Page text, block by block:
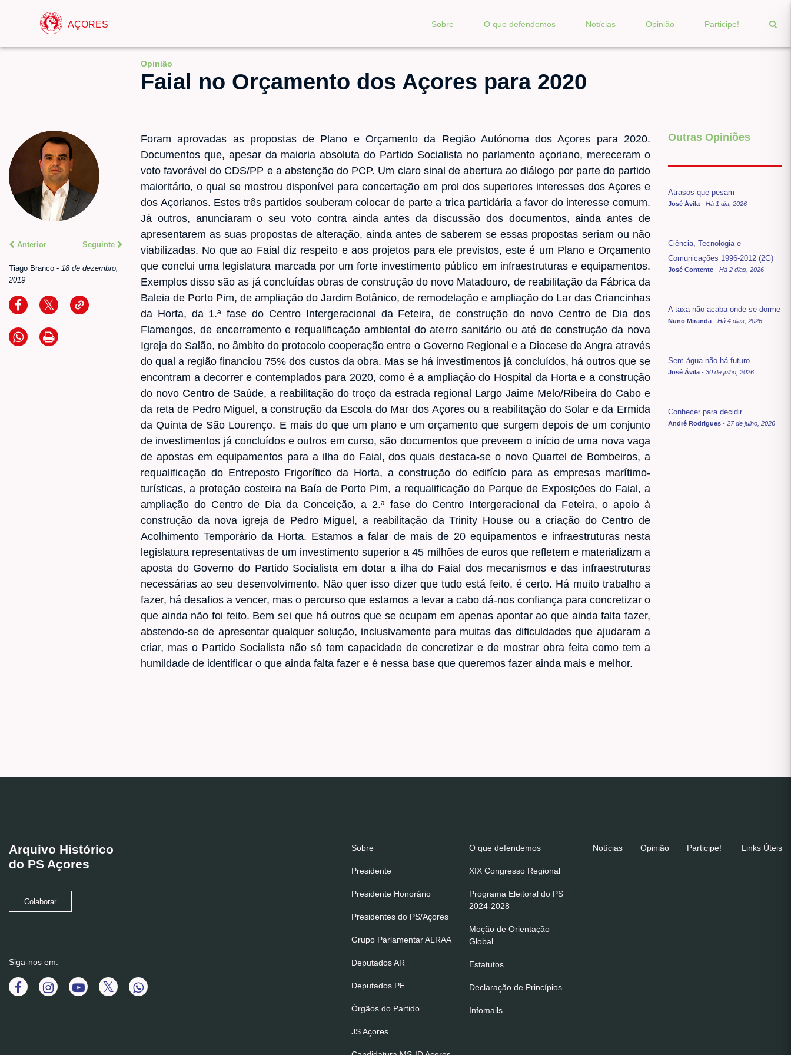
AÇORES Sobre O que defendemos Notícias Opinião Participe!
Opinião
Faial no Orçamento dos Açores para 2020
Anterior Seguinte
Tiago Branco - 18 de dezembro,
2019
Foram aprovadas as propostas de Plano e Orçamento da Região Autónoma dos Açores para 2020.
Documentos que, apesar da maioria absoluta do Partido Socialista no parlamento açoriano, mereceram o
voto favorável do CDS/PP e a abstenção do PCP. Um claro sinal de abertura ao diálogo por parte do partido
maioritário, o qual se mostrou disponível para concertação em prol dos superiores interesses dos Açores e
dos Açorianos. Estes três partidos souberam colocar de parte a trica partidária a favor do interesse comum.
Já outros, anunciaram o seu voto contra ainda antes da discussão dos documentos, ainda antes de
apresentarem as suas propostas de alteração, ainda antes de saberem se essas propostas seriam ou não
viabilizadas. No que ao Faial diz respeito e aos projetos para ele previstos, este é um Plano e Orçamento
que conclui uma legislatura marcada por um forte investimento público em infraestruturas e equipamentos.
Exemplos disso são as já concluídas obras de construção do novo Matadouro, de reabilitação da Fábrica da
Baleia de Porto Pim, de ampliação do Jardim Botânico, de remodelação e ampliação do Lar das Criancinhas
da Horta, da 1.ª fase do Centro Intergeracional da Feteira, de construção do novo Centro de Dia dos
Flamengos, de encerramento e requalificação ambiental do aterro sanitário ou até de construção da nova
Igreja do Salão, no âmbito do protocolo cooperação entre o Governo Regional e a Diocese de Angra através
do qual a região financiou 75% dos custos da obra. Mas se há investimentos já concluídos, há outros que se
encontram a decorrer e contemplados para 2020, como é a ampliação do Hospital da Horta e a construção
do novo Centro de Saúde, a reabilitação do troço da estrada regional Largo Jaime Melo/Ribeira do Cabo e
da reta de Pedro Miguel, a construção da Escola do Mar dos Açores ou a reabilitação do Solar e da Ermida
da Quinta de São Lourenço. E mais do que um plano e um orçamento que surgem depois de um conjunto
de investimentos já concluídos e outros em curso, são documentos que preveem o início de uma nova vaga
de apostas em equipamentos para a ilha do Faial, dos quais destaca-se o novo Quartel de Bombeiros, a
requalificação do Entreposto Frigorífico da Horta, a construção do edifício para as empresas marítimo-
turísticas, a proteção costeira na Baía de Porto Pim, a requalificação do Parque de Exposições do Faial, a
ampliação do Centro de Dia da Conceição, a 2.ª fase do Centro Intergeracional da Feteira, o apoio à
construção da nova igreja de Pedro Miguel, a reabilitação da Trinity House ou a criação do Centro de
Acolhimento Temporário da Horta. Estamos a falar de mais de 20 equipamentos e infraestruturas nesta
legislatura representativas de um investimento superior a 45 milhões de euros que refletem e materializam a
aposta do Governo do Partido Socialista em dotar a ilha do Faial dos mecanismos e das infraestruturas
necessárias ao seu desenvolvimento. Não quer isso dizer que tudo está feito, é certo. Há muito trabalho a
fazer, há desafios a vencer, mas o percurso que estamos a levar a cabo dá-nos confiança para concretizar o
que ainda não foi feito. Bem sei que há outros que se ocupam em apenas apontar ao que ainda falta fazer,
abstendo-se de apresentar qualquer solução, inclusivamente para muitas das dificuldades que ajudaram a
criar, mas o Partido Socialista não só tem capacidade de concretizar e de mostrar obra feita como tem a
humildade de identificar o que ainda falta fazer e é nessa base que queremos fazer ainda mais e melhor.
Outras Opiniões
Atrasos que pesam
José Ávila - Há 1 dia, 2026
Ciência, Tecnologia e
Comunicações 1996-2012 (2G)
José Contente - Há 2 dias, 2026
A taxa não acaba onde se dorme
Nuno Miranda - Há 4 dias, 2026
Sem água não há futuro
José Ávila - 30 de julho, 2026
Conhecer para decidir
André Rodrigues - 27 de julho, 2026
Arquivo Histórico
do PS Açores
Colaborar
Siga-nos em:
Sobre
Presidente
Presidente Honorário
Presidentes do PS/Açores
Grupo Parlamentar ALRAA
Deputados AR
Deputados PE
Órgãos do Partido
JS Açores
O que defendemos
XIX Congresso Regional
Programa Eleitoral do PS
2024-2028
Moção de Orientação
Global
Estatutos
Declaração de Princípios
Infomails
Notícias Opinião Participe! Links Úteis